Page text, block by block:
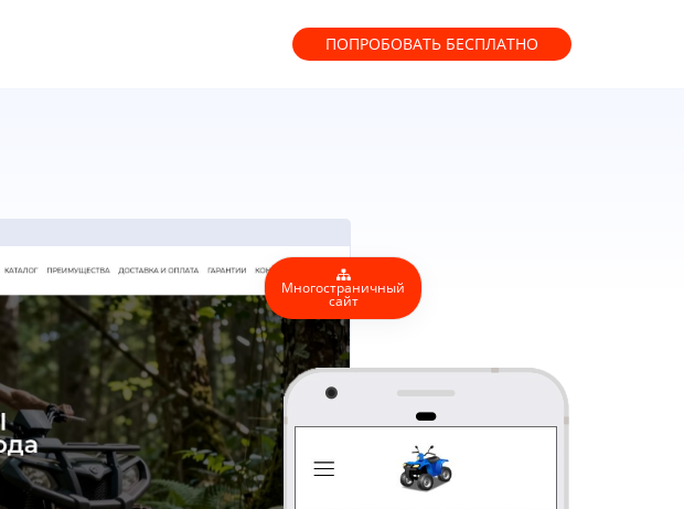
ПОПРОБОВАТЬ БЕСПЛАТНО
Многостраничный
сайт